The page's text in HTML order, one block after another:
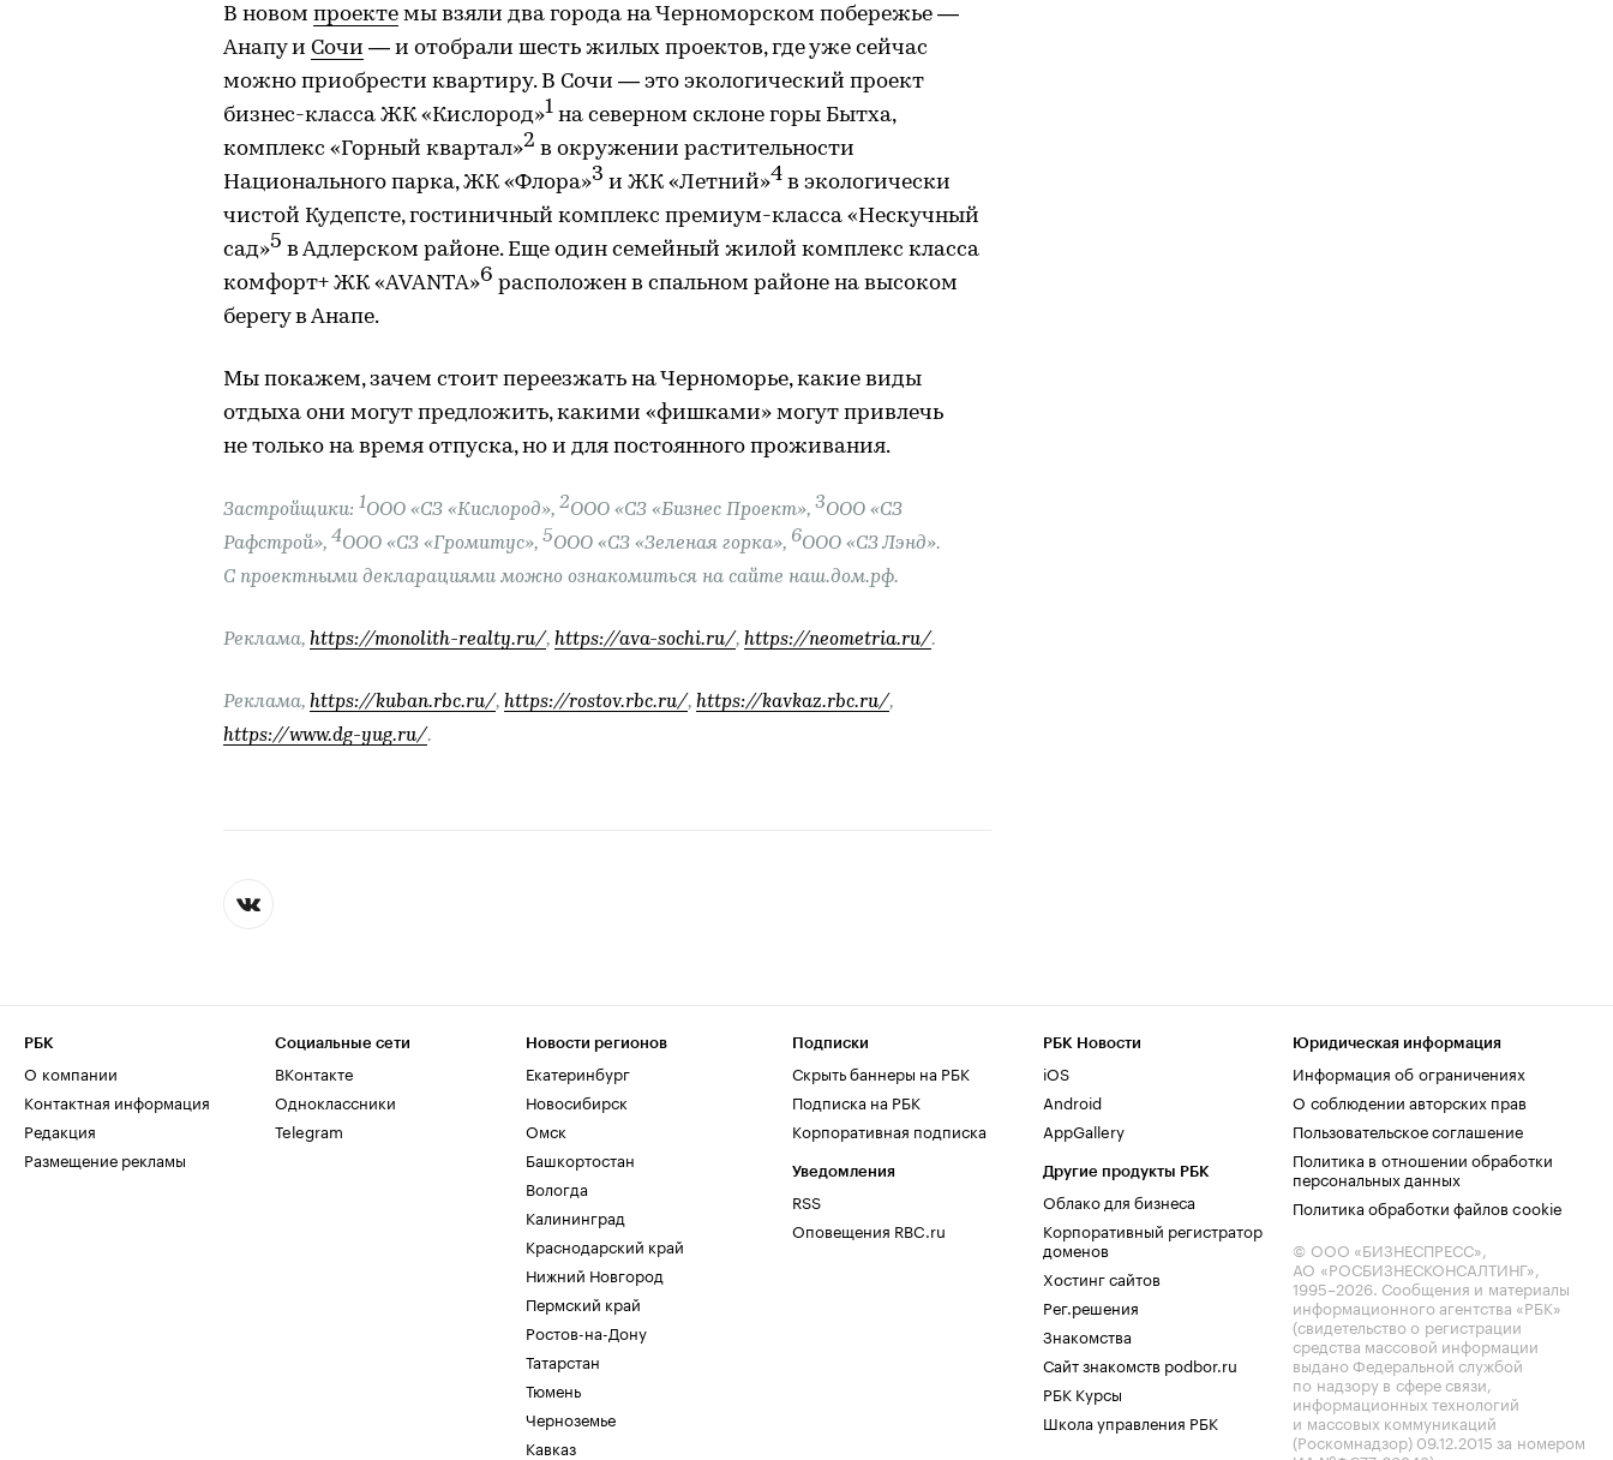
В новом проекте мы взяли два города на Черноморском побережье —
Анапу и Сочи — и отобрали шесть жилых проектов, где уже сейчас
можно приобрести квартиру. В Сочи — это экологический проект
бизнес-класса ЖК «Кислород»1 на северном склоне горы Бытха,
комплекс «Горный квартал»2 в окружении растительности
Национального парка, ЖК «Флора»3 и ЖК «Летний»4 в экологически
чистой Кудепсте, гостиничный комплекс премиум-класса «Нескучный
сад»5 в Адлерском районе. Еще один семейный жилой комплекс класса
комфорт+ ЖК «AVANTA»6 расположен в спальном районе на высоком
берегу в Анапе.
Мы покажем, зачем стоит переезжать на Черноморье, какие виды
отдыха они могут предложить, какими «фишками» могут привлечь
не только на время отпуска, но и для постоянного проживания.
Застройщики: 1ООО «СЗ «Кислород», 2ООО «СЗ «Бизнес Проект», 3ООО «СЗ
Рафстрой», 4ООО «СЗ «Громитус», 5ООО «СЗ «Зеленая горка», 6ООО «СЗ Лэнд».
С проектными декларациями можно ознакомиться на сайте наш.дом.рф.
Реклама, https://monolith-realty.ru/, https://ava-sochi.ru/, https://neometria.ru/.
Реклама, https://kuban.rbc.ru/, https://rostov.rbc.ru/, https://kavkaz.rbc.ru/,
https://www.dg-yug.ru/.
РБК
О компании
Контактная информация
Редакция
Размещение рекламы
Социальные сети
ВКонтакте
Одноклассники
Telegram
Новости регионов
Екатеринбург
Новосибирск
Омск
Башкортостан
Вологда
Калининград
Краснодарский край
Нижний Новгород
Пермский край
Ростов-на-Дону
Татарстан
Тюмень
Черноземье
Кавказ
Подписки
Скрыть баннеры на РБК
Подписка на РБК
Корпоративная подписка
Уведомления
RSS
Оповещения RBC.ru
РБК Новости
iOS
Android
AppGallery
Другие продукты РБК
Облако для бизнеса
Корпоративный регистратор
доменов
Хостинг сайтов
Рег.решения
Знакомства
Сайт знакомств podbor.ru
РБК Курсы
Школа управления РБК
Юридическая информация
Информация об ограничениях
О соблюдении авторских прав
Пользовательское соглашение
Политика в отношении обработки
персональных данных
Политика обработки файлов cookie
© ООО «БИЗНЕСПРЕСС»,
АО «РОСБИЗНЕСКОНСАЛТИНГ»,
1995–2026. Сообщения и материалы
информационного агентства «РБК»
(свидетельство о регистрации
средства массовой информации
выдано Федеральной службой
по надзору в сфере связи,
информационных технологий
и массовых коммуникаций
(Роскомнадзор) 09.12.2015 за номером